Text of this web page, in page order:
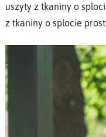
uszyty z tkaniny o
z tkaniny o splocie